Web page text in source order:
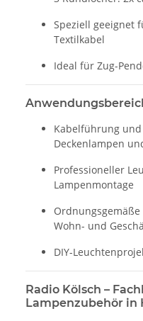
Speziell geeignet
Textilkabel
Ideal für Zug-
Kabelführung
Deckenlampen
Professioneller
Lampenmontage
Wohn- und
DIY-
Radio Kölsch –
Lampenzubehör in